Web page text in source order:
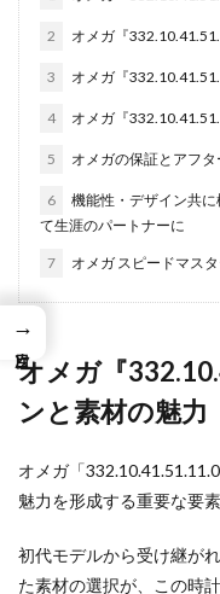
2 オメガ『
3 オメガ『
4 オメガ『
5 オメガの保証とアフ
6
機能性・デザイン共
て生涯のパートナーに
7 オメガ スピードマス
オメガ『
ンと素材の魅力
オメガ「
魅力を形成する重要な要素
初代モデルから受け継が
た素材の選択が、この時
→